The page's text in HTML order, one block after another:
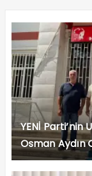
YENİ Parti’nin
Osman Aydın